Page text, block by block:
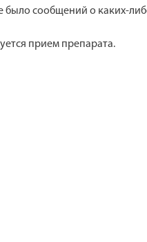
было сообщений о каких-
прием препарата.